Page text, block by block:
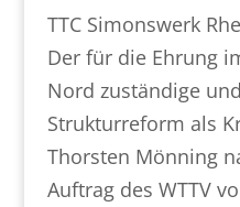
TTC Simonswerk
Der für die Ehrung
Nord zuständige
Strukturreform als
Thorsten Mönning
Auftrag des WTTV